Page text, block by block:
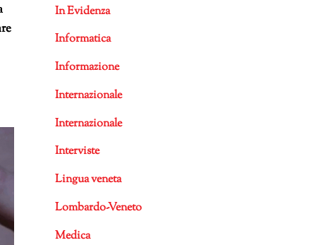
In Evidenza
Informatica
Informazione
Internazionale
Internazionale
Interviste
Lingua veneta
Lombardo-Veneto
Medica